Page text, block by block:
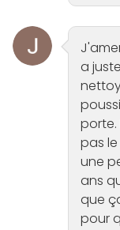
a
porte.
pas
une
ans
que
pour